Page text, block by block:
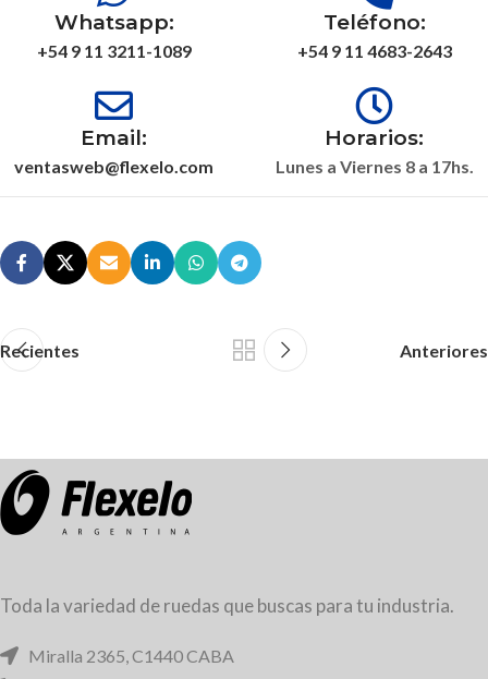
Whatsapp:
+54 9 11 3211-1089
Email:
ventasweb@flexelo.com
Teléfono:
+54 9 11 4683-2643
Horarios:
Lunes a Viernes 8 a 17hs.
Recientes Anteriores
Toda la variedad de ruedas que buscas para tu industria.
Miralla 2365, C1440 CABA